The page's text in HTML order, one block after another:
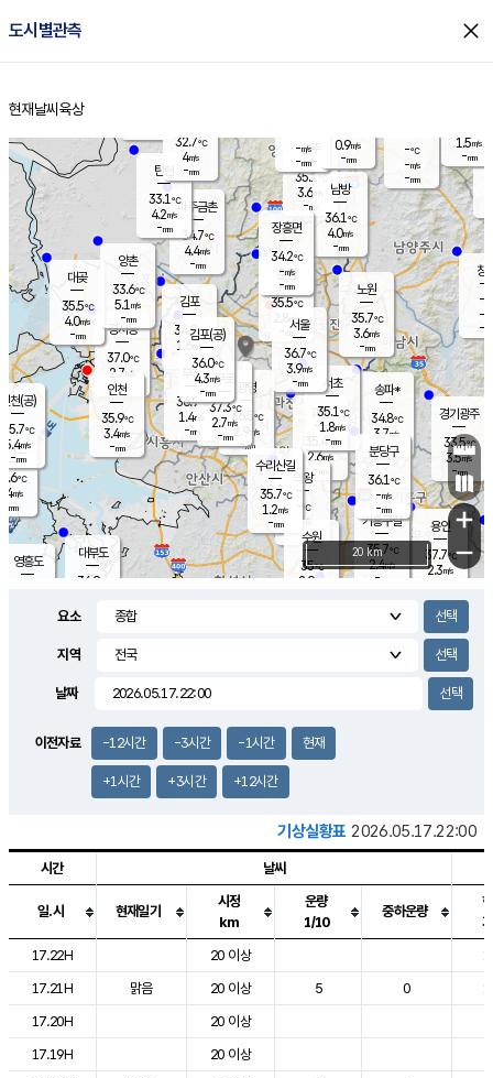
도시별관측 close
홈
현재날씨 육상
의도
℃
m/s
mm
영흥도
양주
35.1℃
3.6
-mm
과천
35.4℃
2.6m/s
- mm
용인
37.7℃
2.3m/s
경기광주
33.5℃
3.5m/s
-mm
2.8m/s
대부도
36.9
경서동
37.0℃
2.7 m/s
-mm
파주금촌
34.7℃
4.4m/s
-mm
-℃
-m/s
-mm
대곶
35.5℃
4.0m/s
-mm
창
-
-m/
-
탄현
33.1℃
4.2m/s
-mm
1.5m/s
-mm
의왕
- ℃
m/s
mm
김포
34.9℃
1.6 m/s
mm
광명
36.5 ℃
2.9 m/s
-mm
부천
36.9℃
1.4m/s
-mm
양촌
33.6℃
5.1 m/s
-mm
구로
37.3℃
2.7m/s
-mm
은평
35.5℃
2.8 m/s
- mm
노원
35.7℃
3.6m/s
-mm
송파*
34.8℃
3.7m/s
-mm
서초
35.1℃
1.8m/s
-mm
남방
36.1℃
4.0m/s
-mm
기흥구갈
35.7℃
2.4m/s
-
수리산길
35.7℃
1.2m/s
-mm
분당구
36.1℃
-m/s
-mm
장흥면
34.2℃
-m/s
-mm
-m/s
-mm
인천(공)
35.7℃
5.4m/s
-mm
김포(공)
36.0℃
4.3m/s
-mm
수원
35℃
2.9m/s
인천
35.9℃
3.4m/s
-mm
서울
36.7℃
3.9m/s
-mm
32.7℃
4m/s
-mm
0.9m/s
-mm
+
−
20 km
요소
지역
날짜
이전자료 -12시간 -3시간 -1시간 현재
+1시간 +3시간 +12시간
기상실황표 2026.05.17.22:00
도시별 기상실황표로 지점, 날씨, 기온, 강수, 바람, 기압등을 안내한 표입
시간 날씨
일.시 현재일기
시정
km
운량
1/10
중하운량
17.22H
20 이상
17.21H
맑음 20 이상 5 0
17.20H
20 이상
17.19H
20 이상